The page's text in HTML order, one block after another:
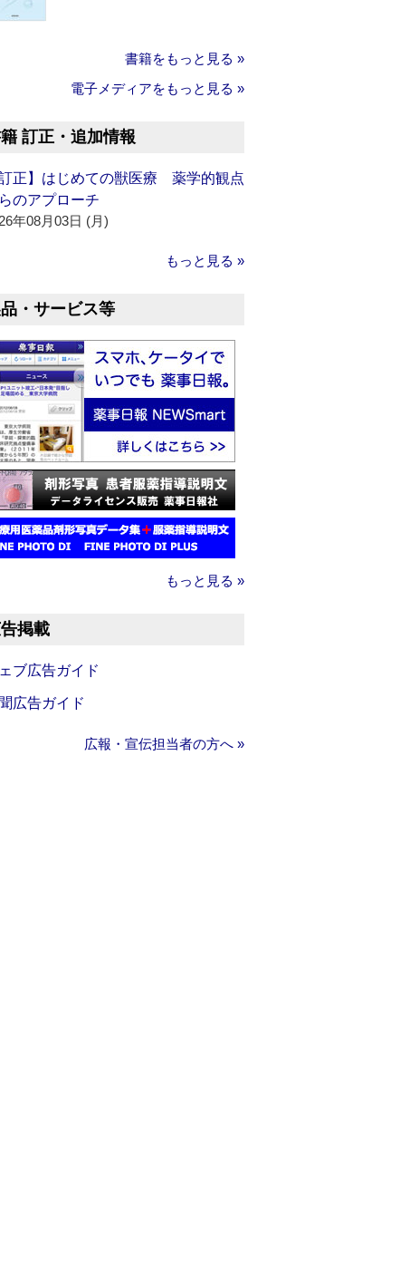
書籍をもっと見る »
電子メディアをもっと見る »
訂正・追加情報
訂正】はじめての獣医療 薬学的観点
のアプローチ
年08月03日 (月)
もっと見る »
・サービス等
もっと見る »
掲載
ブ広告ガイド
広告ガイド
広報・宣伝担当者の方へ »